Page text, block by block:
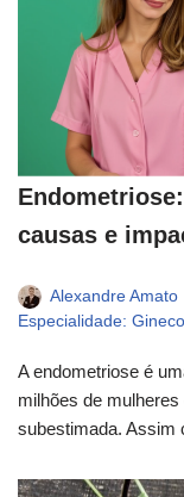
causas e
Alexandre Amato
Especialidade:
A endometriose é
milhões de
subestimada.